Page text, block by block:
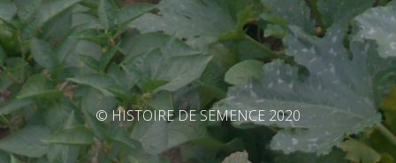
© HISTOIRE DE SEMENCE 2020